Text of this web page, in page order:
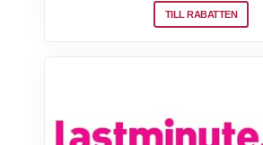
TILL RABATTEN